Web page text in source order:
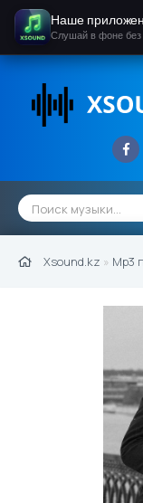
Xsound.kz » Mp3
Наше
Слушай в фоне без